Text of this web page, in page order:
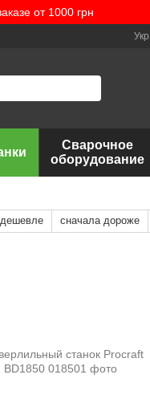
от 1000 грн
Укр
Сварочное
оборудование
сначала дороже